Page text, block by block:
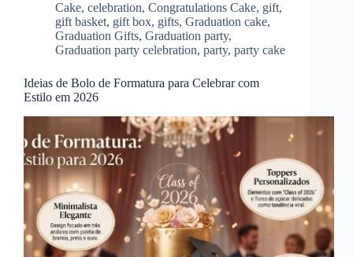
Cake, celebration, Congratulations Cake, gift,
gift basket, gift box, gifts, Graduation cake,
Graduation Gifts, Graduation party,
Graduation party celebration, party, party cake
Ideias de Bolo de Formatura para Celebrar com
Estilo em 2026